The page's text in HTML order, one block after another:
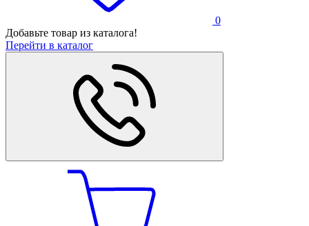
0
Добавьте товар из каталога!
Перейти в каталог